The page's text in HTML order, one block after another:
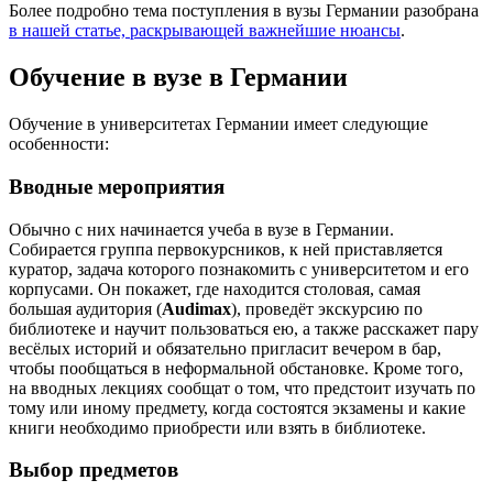
Более подробно тема поступления в вузы Германии разобрана
в нашей статье, раскрывающей важнейшие нюансы.
Обучение в вузе в Германии
Обучение в университетах Германии имеет следующие
особенности:
Вводные мероприятия
Обычно с них начинается учеба в вузе в Германии.
Собирается группа первокурсников, к ней приставляется
куратор, задача которого познакомить с университетом и его
корпусами. Он покажет, где находится столовая, самая
большая аудитория (Audimax), проведёт экскурсию по
библиотеке и научит пользоваться ею, а также расскажет пару
весёлых историй и обязательно пригласит вечером в бар,
чтобы пообщаться в неформальной обстановке. Кроме того,
на вводных лекциях сообщат о том, что предстоит изучать по
тому или иному предмету, когда состоятся экзамены и какие
книги необходимо приобрести или взять в библиотеке.
Выбор предметов